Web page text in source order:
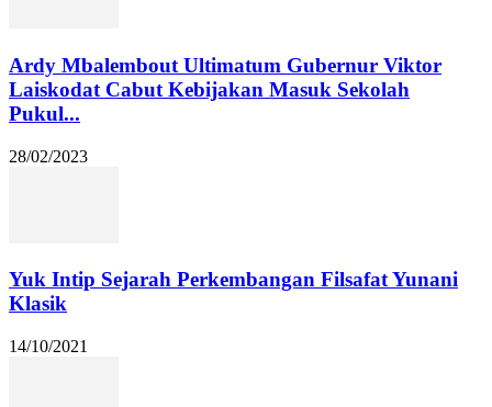
Ardy Mbalembout Ultimatum Gubernur Viktor
Laiskodat Cabut Kebijakan Masuk Sekolah
Pukul...
28/02/2023
Yuk Intip Sejarah Perkembangan Filsafat Yunani
Klasik
14/10/2021